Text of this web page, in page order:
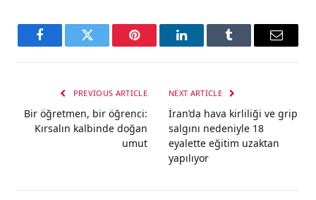
FacebookTwitter Pinterest LinkedInTumblr Email
PREVIOUS ARTICLE
Bir öğretmen, bir öğrenci:
Kırsalın kalbinde doğan
umut
NEXT ARTICLE
İran’da hava kirliliği ve grip
salgını nedeniyle 18
eyalette eğitim uzaktan
yapılıyor